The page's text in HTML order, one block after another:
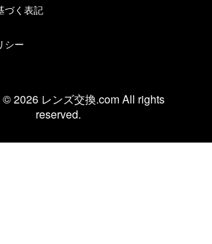
づく表記
シー
2026 レンズ交換.com All rights
reserved.